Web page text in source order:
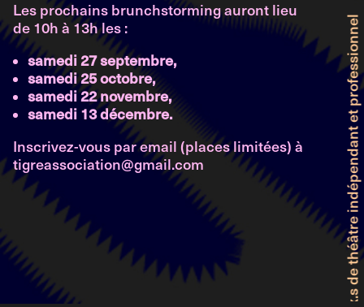
Les prochains brunchstorming auront lieu
de 10h à 13h les :
samedi 27 septembre,
samedi 25 octobre,
samedi 22 novembre,
samedi 13 décembre.
Inscrivez-vous par email (places limitées) à
tigreassociation@gmail.com